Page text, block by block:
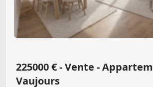
225000 € - Vente -
Vaujours